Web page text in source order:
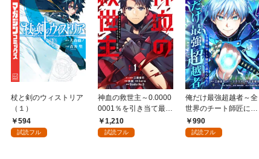
杖と剣のウィストリア
（１）
594
試読フル
神血の救世主～0.0000
0001％を引き当て最強
へ～【電子書籍特典
付】（１）
1,210
試読フル
俺だけ最強超越者～全
世界のチート師匠に認
められた～【単行本】
（１）
990
試読フル